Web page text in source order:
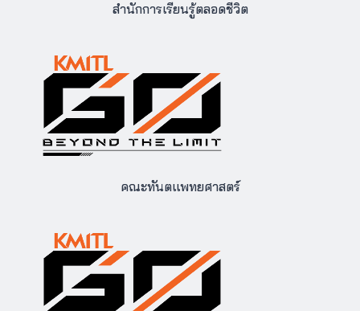
สำนักการเรียนรู้ตลอดชีวิต
คณะทันตแพทยศาสตร์